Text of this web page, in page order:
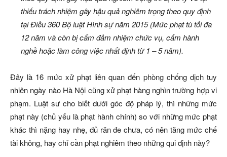
thiếu trách nhiệm gây hậu quả nghiêm trọng theo quy định
tại Điều 360 Bộ luật Hình sự năm 2015 (Mức phạt tù tối đa
12 năm và còn bị cấm đảm nhiệm chức vụ, cấm hành
nghề hoặc làm công việc nhất định từ 1 – 5 năm).
Đây là 16 mức xử phạt liên quan đến phòng chống dịch tuy
nhiên ngày nào Hà Nội cũng xử phạt hàng nghìn trường hợp vi
phạm. Luật sư cho biết dưới góc độ pháp lý, thì những mức
phạt này (chủ yếu là phạt hành chính) so với những mức phạt
khác thì nặng hay nhẹ, đủ răn đe chưa, có nên tăng mức chế
tài không, hay chỉ cần phạt nghiêm theo những qui định này?